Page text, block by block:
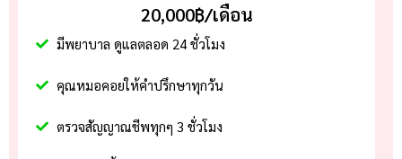
20,000฿/เดือน
มีพยาบาล ดูแลตลอด 24 ชั่วโมง
คุณหมอคอยให้คำปรึกษาทุกวัน
ตรวจสัญญาณชีพทุกๆ 3 ชั่วโมง